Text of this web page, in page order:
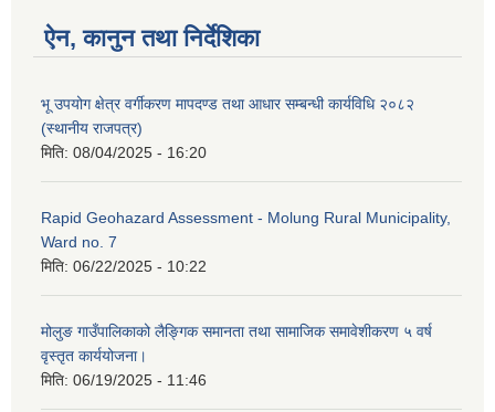
ऐन, कानुन तथा निर्देशिका
भू उपयोग क्षेत्र वर्गीकरण मापदण्ड तथा आधार सम्बन्धी कार्यविधि २०८२
(स्थानीय राजपत्र)
मिति: 08/04/2025 - 16:20
Rapid Geohazard Assessment - Molung Rural Municipality,
Ward no. 7
मिति: 06/22/2025 - 10:22
मोलुङ गाउँपालिकाको लैङ्गिक समानता तथा सामाजिक समावेशीकरण ५ वर्ष
वृस्तृत कार्ययोजना।
मिति: 06/19/2025 - 11:46